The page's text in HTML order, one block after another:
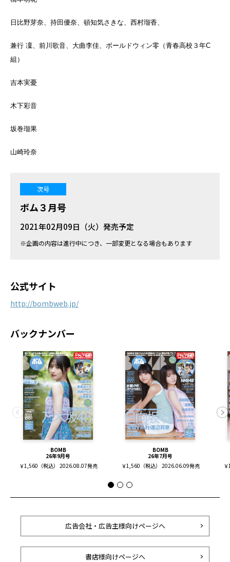
日比野芽奈、持田優奈、頓知気さきな、西村瑠香、
兼行 凜、前川歌音、大曲李佳、ボールドウィン零（青春高校３年C
組）
吉本実憂
木下彩音
坂巻瑠果
山崎玲奈
次号
ボム３月号
2021年02月09日（火）発売予定
※企画の内容は進行中につき、一部変更となる場合もあります
公式サイト
http://bombweb.jp/
バックナンバー
BOMB
26年9月号
￥1,560（税込） 2026.08.07発売
BOMB
26年7月号
￥1,560（税込） 2026.06.09発売
広告会社・広告主様向けページへ
書店様向けページへ